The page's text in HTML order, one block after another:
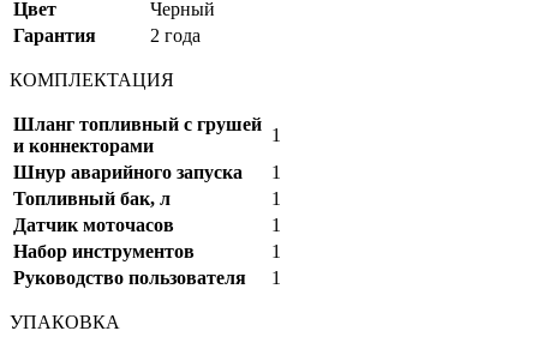
Цвет
Черный
Гарантия
2 года
КОМПЛЕКТАЦИЯ
Шланг топливный с грушей
и коннекторами
1
Шнур аварийного запуска
1
Топливный бак, л
1
Датчик моточасов
1
Набор инструментов
1
Руководство пользователя
1
УПАКОВКА